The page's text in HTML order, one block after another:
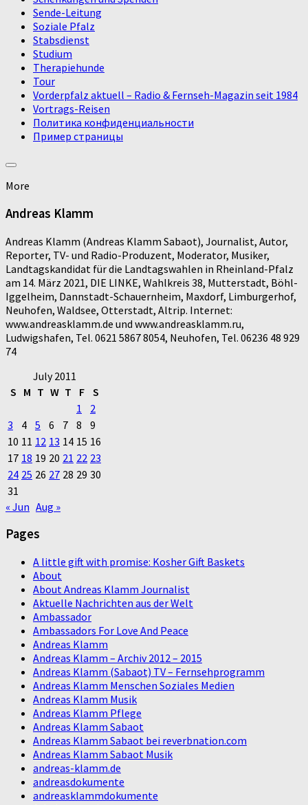
Sende-Leitung
Soziale Pfalz
Stabsdienst
Studium
Therapiehunde
Tour
Vorderpfalz aktuell – Radio & Fernseh-Magazin seit 1984
Vortrags-Reisen
Политика конфиденциальности
Пример страницы
More
Andreas Klamm
Andreas Klamm (Andreas Klamm Sabaot), Journalist, Autor,
Reporter, TV- und Radio-Produzent, Moderator, Musiker,
Landtagskandidat für die Landtagswahlen in Rheinland-Pfalz
am 14. März 2021, DIE LINKE, Wahlkreis 38, Mutterstadt, Böhl-
Iggelheim, Dannstadt-Schauernheim, Maxdorf, Limburgerhof,
Neuhofen, Waldsee, Otterstadt, Altrip. Internet:
www.andreasklamm.de und www.andreasklamm.ru,
Ludwigshafen, Tel. 0621 5867 8054, Neuhofen, Tel. 06236 48 929
74
July 2011
S M T W T F S
1
2
3
4 5 6 7 8
9
10 11 12 13 14 15 16
17 18 19 20 21 22 23
24 25 26 27 28 29 30
31
« Jun Aug »
Pages
A little gift with promise: Kosher Gift Baskets
About
About Andreas Klamm Journalist
Aktuelle Nachrichten aus der Welt
Ambassador
Ambassadors For Love And Peace
Andreas Klamm
Andreas Klamm – Archiv 2012 – 2015
Andreas Klamm (Sabaot) TV – Fernsehprogramm
Andreas Klamm Menschen Soziales Medien
Andreas Klamm Musik
Andreas Klamm Pflege
Andreas Klamm Sabaot
Andreas Klamm Sabaot bei reverbnation.com
Andreas Klamm Sabaot Musik
andreas-klamm.de
andreasdokumente
andreasklammdokumente